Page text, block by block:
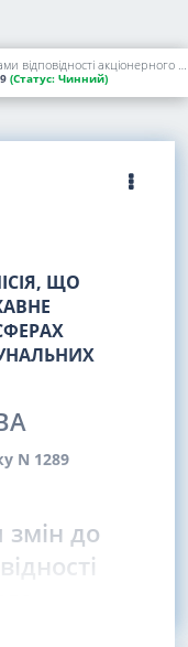
Про погодження змін до Програми відповідності акціонерного товариства "Тернопільобленерго"
(Статус: Чинний)
ЩО
N 1289
до